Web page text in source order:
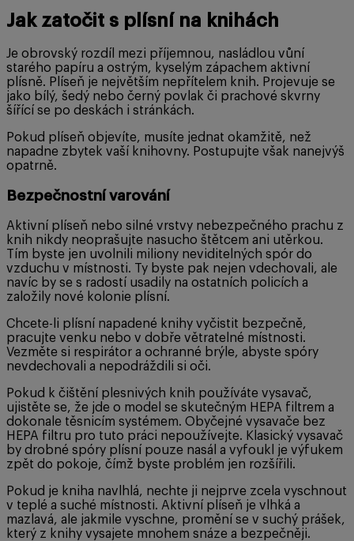
Jak zatočit s plísní na knihách
Je obrovský rozdíl mezi příjemnou, nasládlou vůní
starého papíru a ostrým, kyselým zápachem aktivní
plísně. Plíseň je největším nepřítelem knih. Projevuje se
jako bílý, šedý nebo černý povlak či prachové skvrny
šířící se po deskách i stránkách.
Pokud plíseň objevíte, musíte jednat okamžitě, než
napadne zbytek vaší knihovny. Postupujte však nanejvýš
opatrně.
Bezpečnostní varování
Aktivní plíseň nebo silné vrstvy nebezpečného prachu z
knih nikdy neoprašujte nasucho štětcem ani utěrkou.
Tím byste jen uvolnili miliony neviditelných spór do
vzduchu v místnosti. Ty byste pak nejen vdechovali, ale
navíc by se s radostí usadily na ostatních policích a
založily nové kolonie plísní.
Chcete-li plísní napadené knihy vyčistit bezpečně,
pracujte venku nebo v dobře větratelné místnosti.
Vezměte si respirátor a ochranné brýle, abyste spóry
nevdechovali a nepodráždili si oči.
Pokud k čištění plesnivých knih používáte vysavač,
ujistěte se, že jde o model se skutečným HEPA filtrem a
dokonale těsnicím systémem. Obyčejné vysavače bez
HEPA filtru pro tuto práci nepoužívejte. Klasický vysavač
by drobné spóry plísní pouze nasál a vyfoukl je výfukem
zpět do pokoje, čímž byste problém jen rozšířili.
Pokud je kniha navlhlá, nechte ji nejprve zcela vyschnout
v teplé a suché místnosti. Aktivní plíseň je vlhká a
mazlavá, ale jakmile vyschne, promění se v suchý prášek,
který z knihy vysajete mnohem snáze a bezpečněji.